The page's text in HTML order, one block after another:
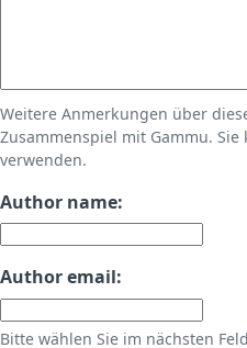
Weitere Anmerkungen über
Zusammenspiel mit Gammu. Sie
verwenden.
Author name:
Author email:
Bitte wählen Sie im nächsten